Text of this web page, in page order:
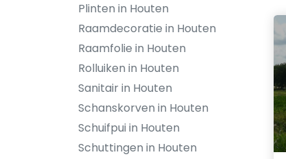
Plinten in Houten
Raamdecoratie in Houten
Raamfolie in Houten
Rolluiken in Houten
Sanitair in Houten
Schanskorven in Houten
Schuifpui in Houten
Schuttingen in Houten